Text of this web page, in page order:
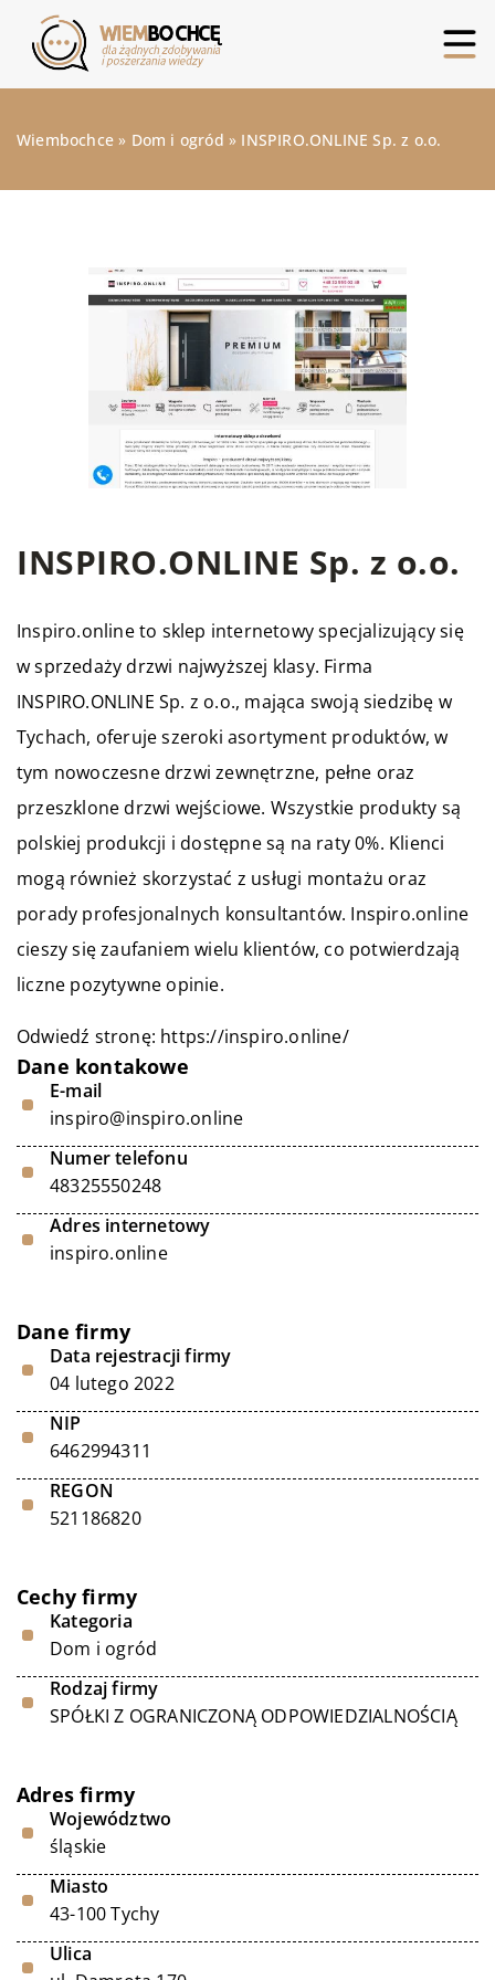
Wiembochce » Dom i ogród » INSPIRO.ONLINE Sp. z o.o.
INSPIRO.ONLINE Sp. z o.o.
Inspiro.online to sklep internetowy specjalizujący się
w sprzedaży drzwi najwyższej klasy. Firma
INSPIRO.ONLINE Sp. z o.o., mająca swoją siedzibę w
Tychach, oferuje szeroki asortyment produktów, w
tym nowoczesne drzwi zewnętrzne, pełne oraz
przeszklone drzwi wejściowe. Wszystkie produkty są
polskiej produkcji i dostępne są na raty 0%. Klienci
mogą również skorzystać z usługi montażu oraz
porady profesjonalnych konsultantów. Inspiro.online
cieszy się zaufaniem wielu klientów, co potwierdzają
liczne pozytywne opinie.
Odwiedź stronę: https://inspiro.online/
Dane kontakowe
E-mail
inspiro@inspiro.online
Numer telefonu
48325550248
Adres internetowy
inspiro.online
Dane firmy
Data rejestracji firmy
04 lutego 2022
NIP
6462994311
REGON
521186820
Cechy firmy
Kategoria
Dom i ogród
Rodzaj firmy
SPÓŁKI Z OGRANICZONĄ ODPOWIEDZIALNOŚCIĄ
Adres firmy
Województwo
śląskie
Miasto
43-100 Tychy
Ulica